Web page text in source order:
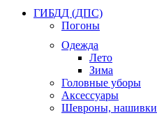
ГИБДД (ДПС)
Погоны
Одежда
Лето
Зима
Головные уборы
Аксессуары
Шевроны, нашивки